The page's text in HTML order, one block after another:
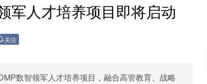
军人才培养项目即将启动
关注
数智领军人才培养项目，融合高管教育、战略